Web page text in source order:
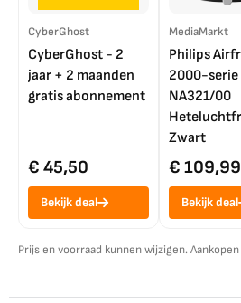
CyberGhost
CyberGhost - 2
jaar + 2 maanden
gratis abonnement
€ 45,50
Bekijk deal
MediaMarkt
Philips
2000-serie
NA321/00
Zwart
€ 109,99
Bekijk deal
Prijs en voorraad kunnen wijzigen.